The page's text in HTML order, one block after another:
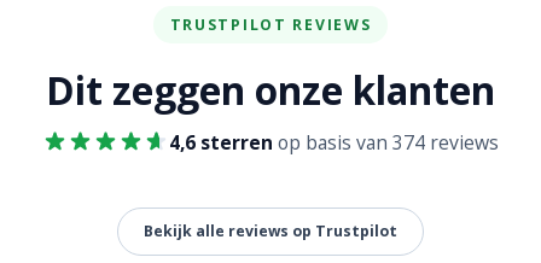
TRUSTPILOT REVIEWS
Dit zeggen onze klanten
4,6 sterren op basis van 374 reviews
Bekijk alle reviews op Trustpilot